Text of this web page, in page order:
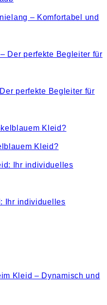
– Komfortabel und
perfekte Begleiter für
Kleid?
Ihr individuelles